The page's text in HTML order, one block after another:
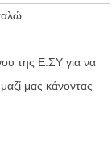
της Ε.ΣΥ για να
μαζί μας κάνοντας